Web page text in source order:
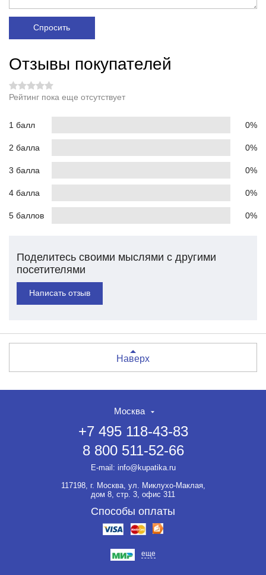
Спросить
Отзывы покупателей
Рейтинг пока еще отсутствует
1 балл 0%
2 балла 0%
3 балла 0%
4 балла 0%
5 баллов 0%
Поделитесь своими мыслями с другими
посетителями
Написать отзыв
Наверх
Москва
+7 495 118-43-83
8 800 511-52-66
E-mail: info@kupatika.ru
117198, г. Москва, ул. Миклухо-Маклая,
дом 8, стр. 3, офис 311
Способы оплаты
еще